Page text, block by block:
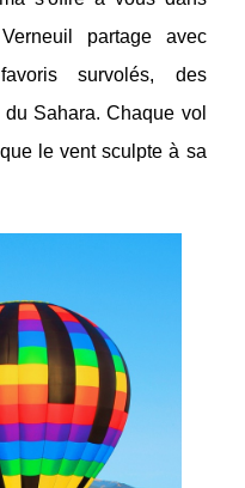
partage avec
survolés, des
Sahara. Chaque vol
le vent sculpte à sa